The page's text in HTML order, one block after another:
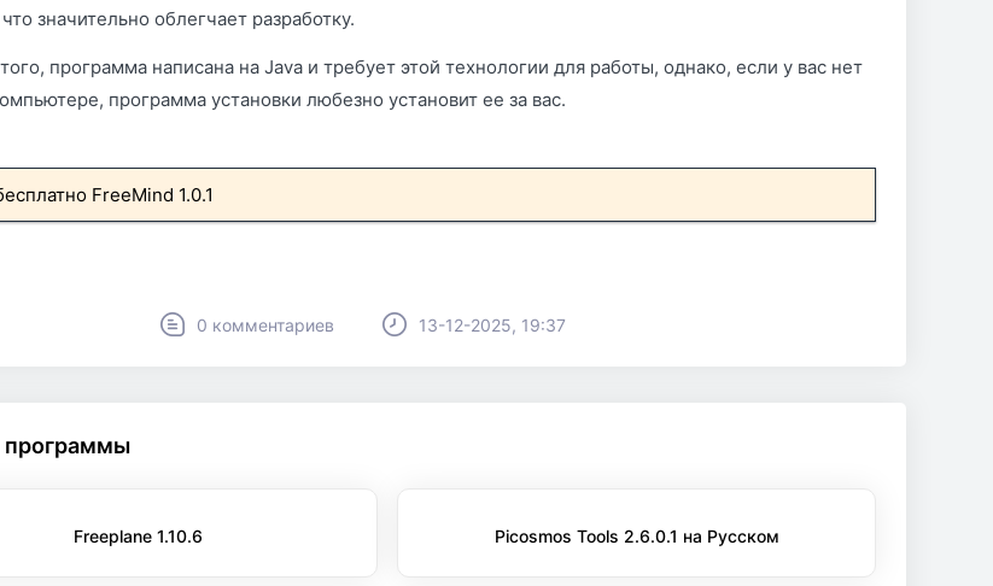
значительно облегчает разработку.
программа написана на Java и требует этой технологии для работы, однако, если у вас нет
программа установки любезно установит ее за вас.
FreeMind 1.0.1
0 комментариев 13-12-2025, 19:37
Freeplane 1.10.6 Picosmos Tools 2.6.0.1 на Русском